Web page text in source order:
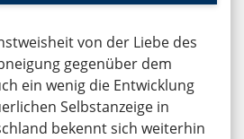
von der Liebe des
gegenüber dem
ein wenig die Entwicklung
Selbstanzeige in
bekennt sich weiterhin